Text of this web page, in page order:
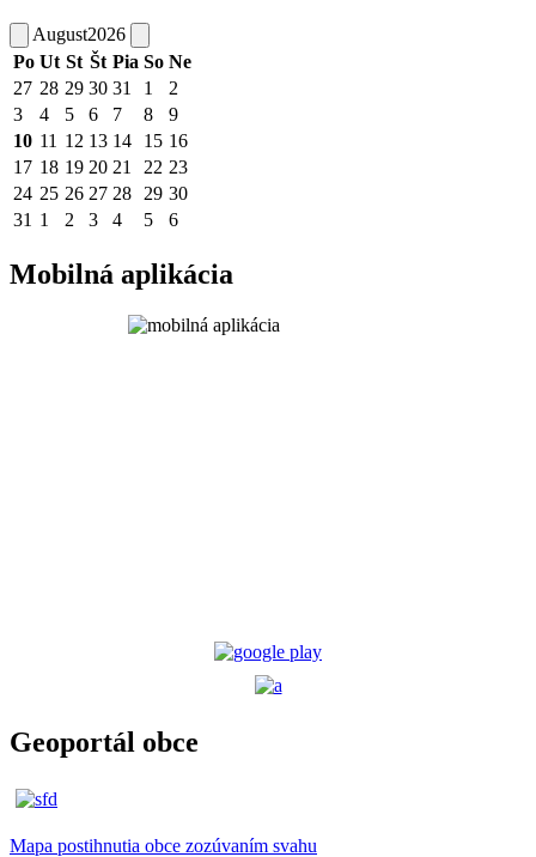
August2026
Po Ut St Št Pia So Ne
27 28 29 30 31 1
2
3
4 5 6 7 8
9
10 11 12 13 14 15 16
17 18 19 20 21 22 23
24 25 26 27 28 29 30
31 1 2 3 4 5 6
Mobilná aplikácia
Geoportál obce
Mapa postihnutia obce zozúvaním svahu